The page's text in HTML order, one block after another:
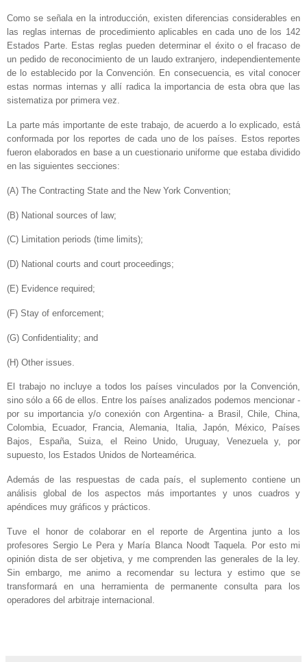
Como se señala en la introducción, existen diferencias considerables en
las reglas internas de procedimiento aplicables en cada uno de los 142
Estados Parte. Estas reglas pueden determinar el éxito o el fracaso de
un pedido de reconocimiento de un laudo extranjero, independientemente
de lo establecido por la Convención. En consecuencia, es vital conocer
estas normas internas y allí radica la importancia de esta obra que las
sistematiza por primera vez.
La parte más importante de este trabajo, de acuerdo a lo explicado, está
conformada por los reportes de cada uno de los países. Estos reportes
fueron elaborados en base a un cuestionario uniforme que estaba dividido
en las siguientes secciones:
(A) The Contracting State and the New York Convention;
(B) National sources of law;
(C) Limitation periods (time limits);
(D) National courts and court proceedings;
(E) Evidence required;
(F) Stay of enforcement;
(G) Confidentiality; and
(H) Other issues.
El trabajo no incluye a todos los países vinculados por la Convención,
sino sólo a 66 de ellos. Entre los países analizados podemos mencionar -
por su importancia y/o conexión con Argentina- a Brasil, Chile, China,
Colombia, Ecuador, Francia, Alemania, Italia, Japón, México, Países
Bajos, España, Suiza, el Reino Unido, Uruguay, Venezuela y, por
supuesto, los Estados Unidos de Norteamérica.
Además de las respuestas de cada país, el suplemento contiene un
análisis global de los aspectos más importantes y unos cuadros y
apéndices muy gráficos y prácticos.
Tuve el honor de colaborar en el reporte de Argentina junto a los
profesores Sergio Le Pera y María Blanca Noodt Taquela. Por esto mi
opinión dista de ser objetiva, y me comprenden las generales de la ley.
Sin embargo, me animo a recomendar su lectura y estimo que se
transformará en una herramienta de permanente consulta para los
operadores del arbitraje internacional.